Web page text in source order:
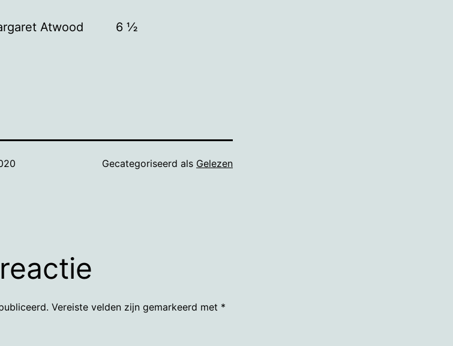
Atwood 6 ½
Gecategoriseerd als Gelezen
Vereiste velden zijn gemarkeerd met *